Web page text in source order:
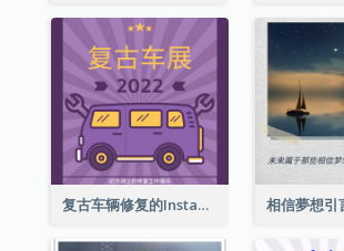
复古车辆修复的Instagram帖子